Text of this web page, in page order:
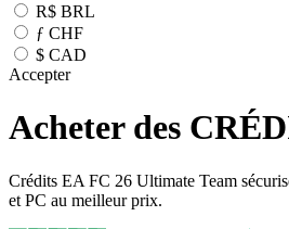
R$ BRL
ƒ CHF
$ CAD
Accepter
Acheter des
Crédits EA FC 26 Ultimate Team
et PC au meilleur prix.